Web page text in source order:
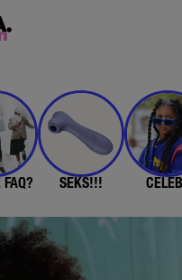
FAQ? SEKS!!!